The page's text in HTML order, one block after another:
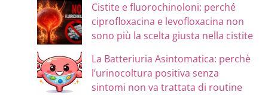
Cistite e fluorochinoloni: perché
ciprofloxacina e levofloxacina non
sono più la scelta giusta nella cistite
La Batteriuria Asintomatica: perchè
l’urinocoltura positiva senza
sintomi non va trattata di routine